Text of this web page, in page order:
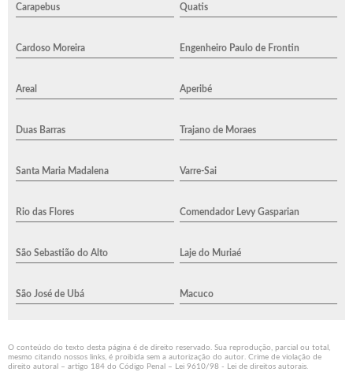
Carapebus Quatis
Cardoso Moreira Engenheiro Paulo de Frontin
Areal Aperibé
Duas Barras Trajano de Moraes
Santa Maria Madalena Varre-Sai
Rio das Flores Comendador Levy Gasparian
São Sebastião do Alto Laje do Muriaé
São José de Ubá Macuco
O conteúdo do texto desta página é de direito reservado. Sua reprodução, parcial ou total,
mesmo citando nossos links, é proibida sem a autorização do autor. Crime de violação de
direito autoral – artigo 184 do Código Penal – Lei 9610/98 - Lei de direitos autorais.